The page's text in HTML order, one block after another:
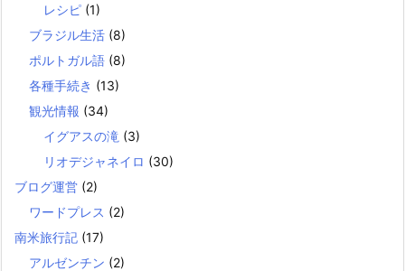
レシピ (1)
ブラジル生活 (8)
ポルトガル語 (8)
各種手続き (13)
観光情報 (34)
イグアスの滝 (3)
リオデジャネイロ (30)
ブログ運営 (2)
ワードプレス (2)
南米旅行記 (17)
アルゼンチン (2)